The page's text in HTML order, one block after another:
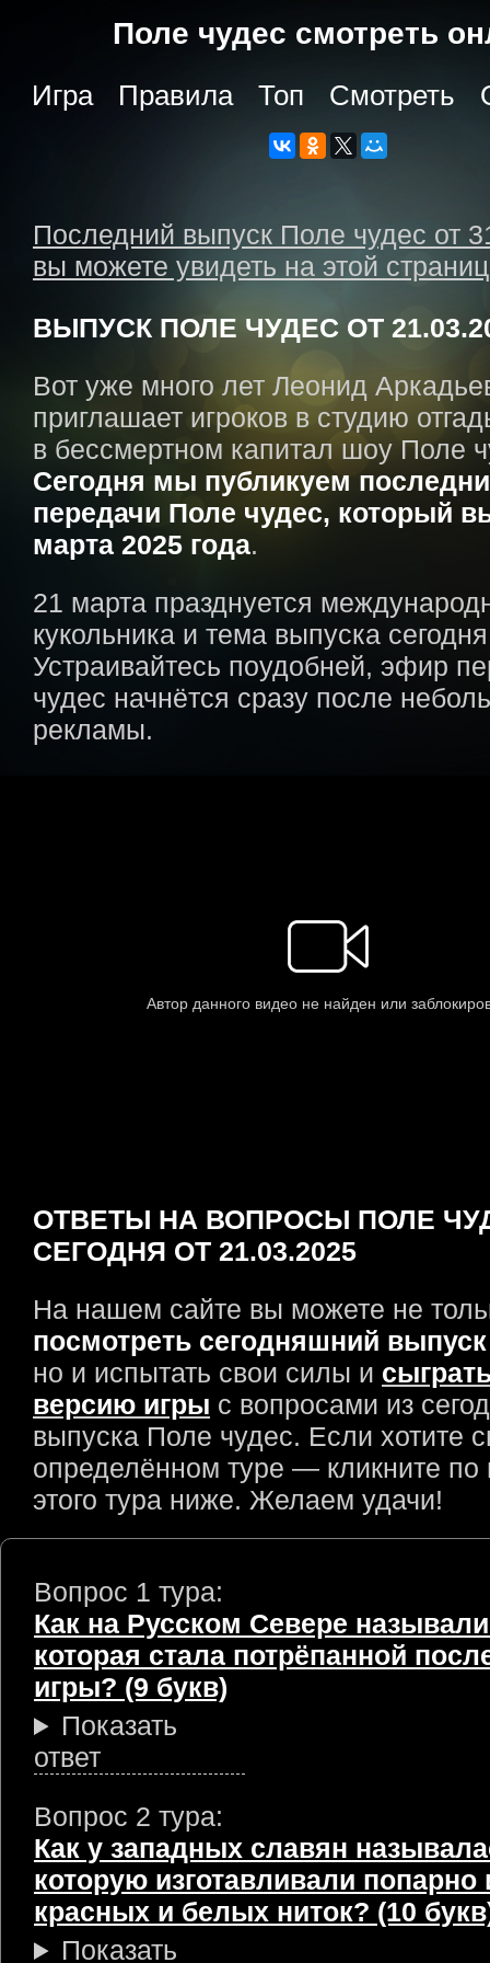
Поле чудес cмотреть
Игра Правила Топ Смотреть
Последний выпуск Поле чудес от
вы можете увидеть на этой
ВЫПУСК ПОЛЕ ЧУДЕС ОТ
Вот уже много лет Леонид
приглашает игроков в студию
в бессмертном капитал шоу Поле
Сегодня мы публикуем
передачи Поле чудес, который
марта 2025 года.
21 марта празднуется
кукольника и тема выпуска
Устраивайтесь поудобней, эфир
чудес начнётся сразу после
рекламы.
ОТВЕТЫ НА ВОПРОСЫ ПОЛЕ
СЕГОДНЯ ОТ 21.03.2025
На нашем сайте вы можете не
посмотреть сегодняшний
но и испытать свои силы и
версию игры с вопросами из
выпуска Поле чудес. Если хотите
определённом туре — кликните по
этого тура ниже. Желаем удачи!
Вопрос 1 тура:
Как на Русском Севере
которая стала потрёпанной
игры? (9 букв)
Показать
ответ
Вопрос 2 тура:
Как у западных славян
которую изготавливали попарно
красных и белых ниток? (10
Показать